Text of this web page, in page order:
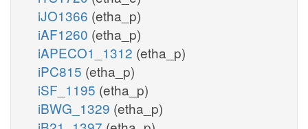
iJO1366 (etha_p)
iAF1260 (etha_p)
iAPECO1_1312 (etha_p)
iPC815 (etha_p)
iSF_1195 (etha_p)
iBWG_1329 (etha_p)